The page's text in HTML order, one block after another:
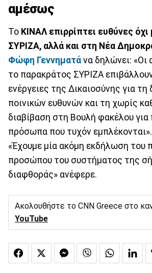
αμέσως
Το ΚΙΝΑΛ επιρρίπτει ευθύνες
ΣΥΡΙΖΑ, αλλά και στη Νέα
Φώφη Γεννηματά να δηλώνει: «Οι
το παρακράτος ΣΥΡΙΖΑ
ενέργειες της Δικαιοσύνης για τη
ποινικών ευθυνών και τη χωρίς
διαβίβαση στη Βουλή φακέλου για
πρόσωπα που τυχόν εμπλέκονται».
«Έχουμε μία ακόμη εκδήλωση του
προσώπου του συστήματος της
διαφθοράς» ανέφερε.
Ακολουθήστε το CNN Greece στο
YouTube